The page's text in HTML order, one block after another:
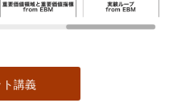
講義